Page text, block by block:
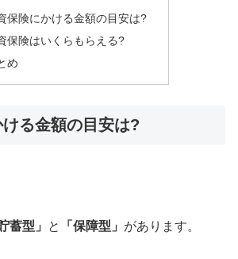
保険にかける金額の目安は?
保険はいくらもらえる?
め
る金額の目安は?
蓄型」 と 「保障型」 があります。